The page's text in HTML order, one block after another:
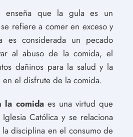
enseña que la gula es un
refiere a comer en exceso y
es considerada un pecado
al abuso de la comida, el
dañinos para la salud y la
el disfrute de la comida.
la comidaes una virtud que
Católica y se relaciona
disciplina en el consumo de